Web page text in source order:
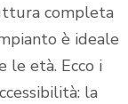
completa
è ideale
età. Ecco i
la